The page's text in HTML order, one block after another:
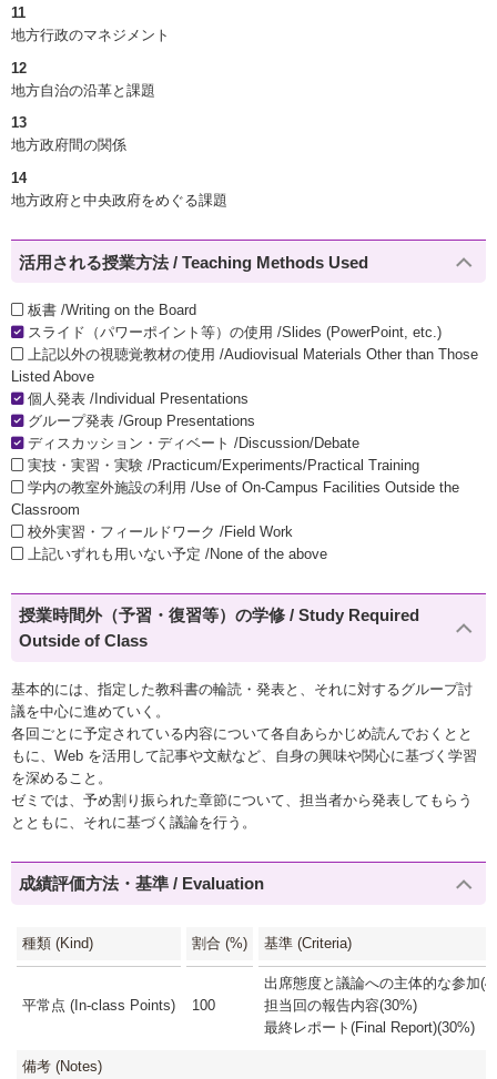
11
地方行政のマネジメント
12
地方自治の沿革と課題
13
地方政府間の関係
14
地方政府と中央政府をめぐる課題
活用される授業方法 / Teaching Methods Used
板書 /Writing on the Board
スライド（パワーポイント等）の使用 /Slides (PowerPoint, etc.)
上記以外の視聴覚教材の使用 /Audiovisual Materials Other than Those
Listed Above
個人発表 /Individual Presentations
グループ発表 /Group Presentations
ディスカッション・ディベート /Discussion/Debate
実技・実習・実験 /Practicum/Experiments/Practical Training
学内の教室外施設の利用 /Use of On-Campus Facilities Outside the
Classroom
校外実習・フィールドワーク /Field Work
上記いずれも用いない予定 /None of the above
授業時間外（予習・復習等）の学修 / Study Required
Outside of Class
基本的には、指定した教科書の輪読・発表と、それに対するグループ討
議を中心に進めていく。
各回ごとに予定されている内容について各自あらかじめ読んでおくとと
もに、Web を活用して記事や文献など、自身の興味や関心に基づく学習
を深めること。
ゼミでは、予め割り振られた章節について、担当者から発表してもらう
とともに、それに基づく議論を行う。
成績評価方法・基準 / Evaluation
種類 (Kind) 割合 (%) 基準 (Criteria)
平常点 (In-class Points) 100
出席態度と議論への主体的な参加
担当回の報告内容(30%)
最終レポート(Final Report)(30%)
備考 (Notes)